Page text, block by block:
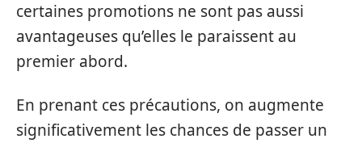
certaines promotions ne sont pas aussi
avantageuses qu’elles le paraissent au
premier abord.
En prenant ces précautions, on augmente
significativement les chances de passer un